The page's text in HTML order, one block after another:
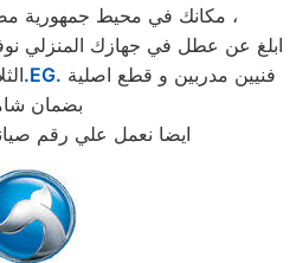
مكانك في محيط جمهورية مصر العربية صيانه فورية ،
ابلغ عن عطل في جهازك المنزلي
.EG.
بضمان
ايضا نعمل علي رقم